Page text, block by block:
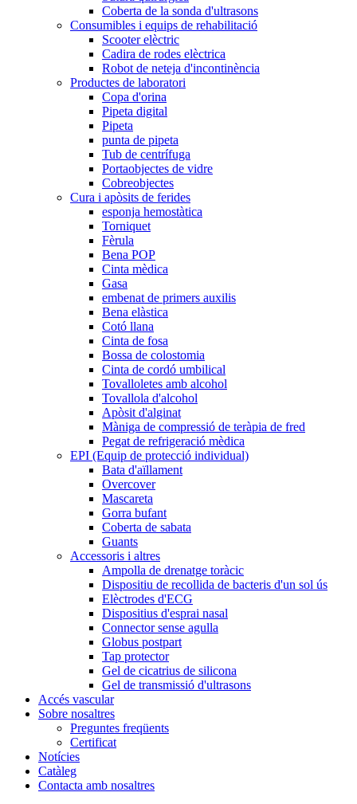
Coberta de la sonda d'ultrasons
Consumibles i equips de rehabilitació
Scooter elèctric
Cadira de rodes elèctrica
Robot de neteja d'incontinència
Productes de laboratori
Copa d'orina
Pipeta digital
Pipeta
punta de pipeta
Tub de centrífuga
Portaobjectes de vidre
Cobreobjectes
Cura i apòsits de ferides
esponja hemostàtica
Torniquet
Fèrula
Bena POP
Cinta mèdica
Gasa
embenat de primers auxilis
Bena elàstica
Cotó llana
Cinta de fosa
Bossa de colostomia
Cinta de cordó umbilical
Tovalloletes amb alcohol
Tovallola d'alcohol
Apòsit d'alginat
Màniga de compressió de teràpia de fred
Pegat de refrigeració mèdica
EPI (Equip de protecció individual)
Bata d'aïllament
Overcover
Mascareta
Gorra bufant
Coberta de sabata
Guants
Accessoris i altres
Ampolla de drenatge toràcic
Dispositiu de recollida de bacteris d'un sol ús
Elèctrodes d'ECG
Dispositius d'esprai nasal
Connector sense agulla
Globus postpart
Tap protector
Gel de cicatrius de silicona
Gel de transmissió d'ultrasons
Accés vascular
Sobre nosaltres
Preguntes freqüents
Certificat
Notícies
Catàleg
Contacta amb nosaltres